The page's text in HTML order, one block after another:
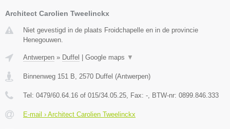
Architect Carolien Tweelinckx
Niet gevestigd in de plaats Froidchapelle en in de provincie
Henegouwen.
Antwerpen » Duffel Google maps ▼
Binnenweg 151 B, 2570 Duffel (Antwerpen)
Tel: 0479/60.64.16 of 015/34.05.25, Fax: -, BTW-nr: 0899.846.333
E-mail › Architect Carolien Tweelinckx